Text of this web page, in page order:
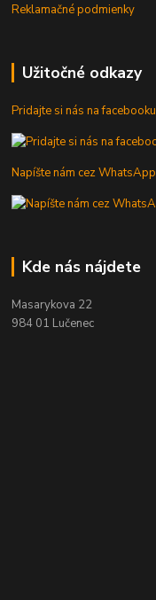
Reklamačné podmienky
Užitočné odkazy
Pridajte si nás na facebooku
Napíšte nám cez WhatsApp
Kde nás nájdete
Masarykova 22
984 01 Lučenec